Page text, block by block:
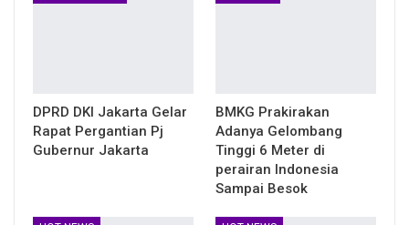
DPRD DKI Jakarta Gelar
Rapat Pergantian Pj
Gubernur Jakarta
BMKG Prakirakan
Adanya Gelombang
Tinggi 6 Meter di
perairan Indonesia
Sampai Besok